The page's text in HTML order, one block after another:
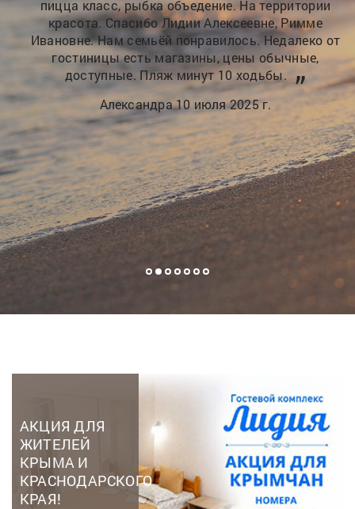
отдыха и покоя, живописный сад, бассейн с
подогревом, охраняемая территория, мангальная
зона, прачечная, wi fi, и многое другое, хозяйка
профессиональный дизайнер, все сделано с
душой, отдыхаешь и забываешь обо всем
Александр 20 июня 2025 г.
АКЦИЯ ДЛЯ
ЖИТЕЛЕЙ
КРЫМА И
КРАСНОДАРСКОГО
КРАЯ!